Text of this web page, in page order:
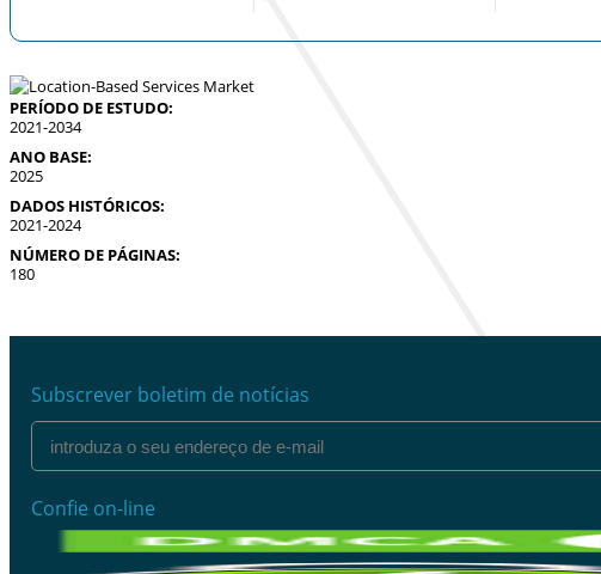
PERÍODO DE ESTUDO:
2021-2034
ANO BASE:
2025
DADOS HISTÓRICOS:
2021-2024
NÚMERO DE PÁGINAS:
180
Subscrever boletim de notícias
Confie on-line